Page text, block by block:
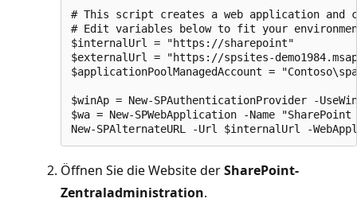
# This script creates a web application and
# Edit variables below to fit your
$internalUrl = "https://sharepoint"
$externalUrl = "https://spsites-
$applicationPoolManagedAccount =
$winAp = New-SPAuthenticationProvider -
$wa = New-SPWebApplication -Name
Öffnen Sie die Website derSharePoint-
Zentraladministration.